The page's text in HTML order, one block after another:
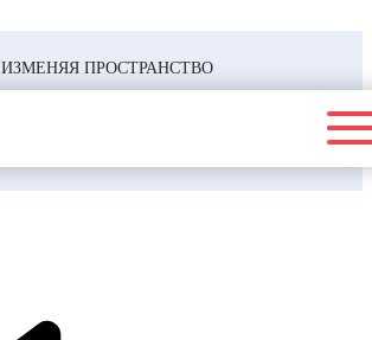
ИЗМЕНЯЯ ПРОСТРАНСТВО